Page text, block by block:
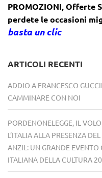
PROMOZIONI,Offerte
perdete le occasioni
basta un clic
ARTICOLI RECENTI
ADDIO A FRANCESCO
CAMMINARE CON NOI
PORDENONELEGGE, IL
L’ITALIA ALLA PRESENZA
ANZIL: UN GRANDE EVENTO
ITALIANA DELLA CULTURA